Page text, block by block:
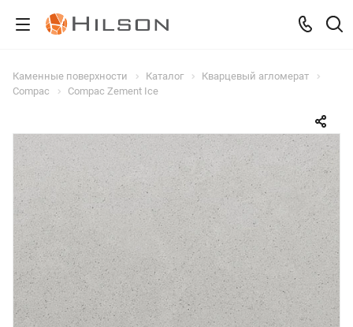
Каменные поверхности Каталог
Кварцевый агломерат
Compac
Compac Zement Ice